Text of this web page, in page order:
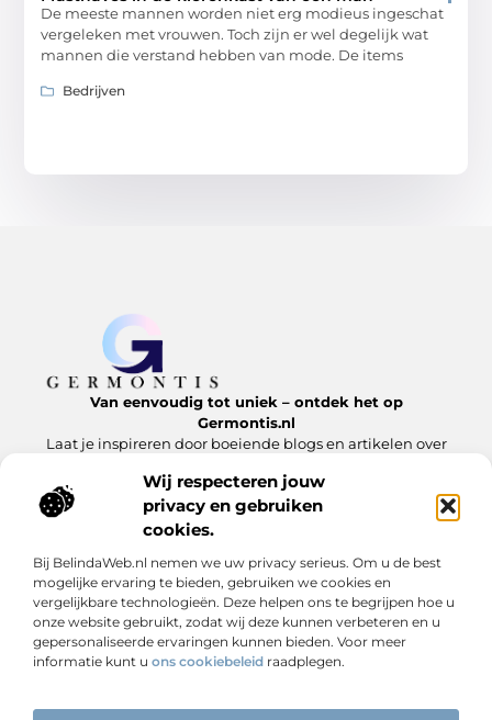
Wij respecteren jouw
privacy en gebruiken
cookies.
Bij BelindaWeb.nl nemen we uw privacy serieus. Om u de best
mogelijke ervaring te bieden, gebruiken we cookies en
vergelijkbare technologieën. Deze helpen ons te begrijpen hoe u
onze website gebruikt, zodat wij deze kunnen verbeteren en u
gepersonaliseerde ervaringen kunnen bieden. Voor meer
informatie kunt u ons cookiebeleid raadplegen.
De meeste mannen worden niet erg modieus ingeschat
vergeleken met vrouwen. Toch zijn er wel degelijk wat
mannen die verstand hebben van mode. De items
Bedrijven
Van eenvoudig tot uniek – ontdek het op
Germontis.nl
Laat je inspireren door boeiende blogs en artikelen over
Bericht categorie
Onze informatie